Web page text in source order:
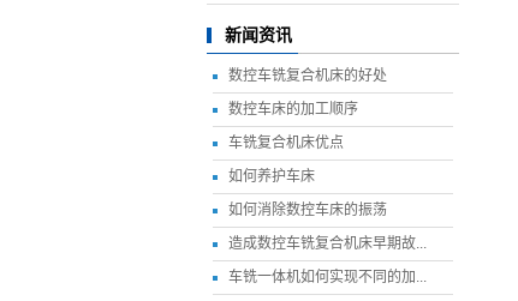
新闻资讯
数控车铣复合机床的好处
数控车床的加工顺序
车铣复合机床优点
如何养护车床
如何消除数控车床的振荡
造成数控车铣复合机床早期故...
车铣一体机如何实现不同的加...